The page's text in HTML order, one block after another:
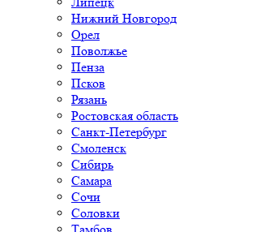
Нижний Новгород
Орел
Поволжье
Пенза
Псков
Рязань
Ростовская область
Санкт-Петербург
Смоленск
Сибирь
Самара
Сочи
Соловки